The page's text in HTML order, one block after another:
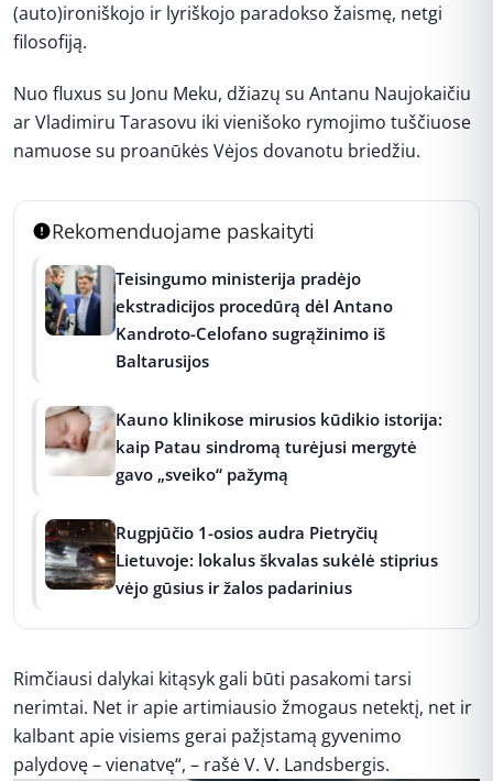
(auto)ironiškojo ir lyriškojo paradokso žaismę, netgi
filosofiją.
Nuo fluxus su Jonu Meku, džiazų su Antanu Naujokaičiu
ar Vladimiru Tarasovu iki vienišoko rymojimo tuščiuose
namuose su proanūkės Vėjos dovanotu briedžiu.
Rekomenduojame paskaityti
Teisingumo ministerija pradėjo
ekstradicijos procedūrą dėl Antano
Kandroto-Celofano sugrąžinimo iš
Baltarusijos
Kauno klinikose mirusios kūdikio istorija:
kaip Patau sindromą turėjusi mergytė
gavo „sveiko“ pažymą
Rugpjūčio 1-osios audra Pietryčių
Lietuvoje: lokalus škvalas sukėlė stiprius
vėjo gūsius ir žalos padarinius
Rimčiausi dalykai kitąsyk gali būti pasakomi tarsi
nerimtai. Net ir apie artimiausio žmogaus netektį, net ir
kalbant apie visiems gerai pažįstamą gyvenimo
palydovę – vienatvę“, – rašė V. V. Landsbergis.